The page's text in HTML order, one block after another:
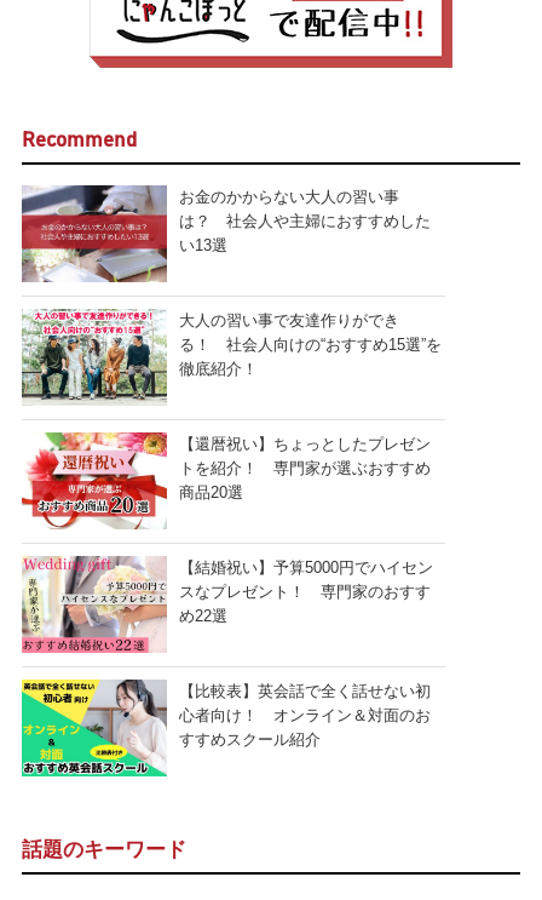
Recommend
お金のかからない大人の習い事
は？ 社会人や主婦におすすめした
い13選
大人の習い事で友達作りができ
る！ 社会人向けの“おすすめ15選”を
徹底紹介！
【還暦祝い】ちょっとしたプレゼン
トを紹介！ 専門家が選ぶおすすめ
商品20選
【結婚祝い】予算5000円でハイセン
スなプレゼント！ 専門家のおすす
め22選
【比較表】英会話で全く話せない初
心者向け！ オンライン＆対面のお
すすめスクール紹介
話題のキーワード